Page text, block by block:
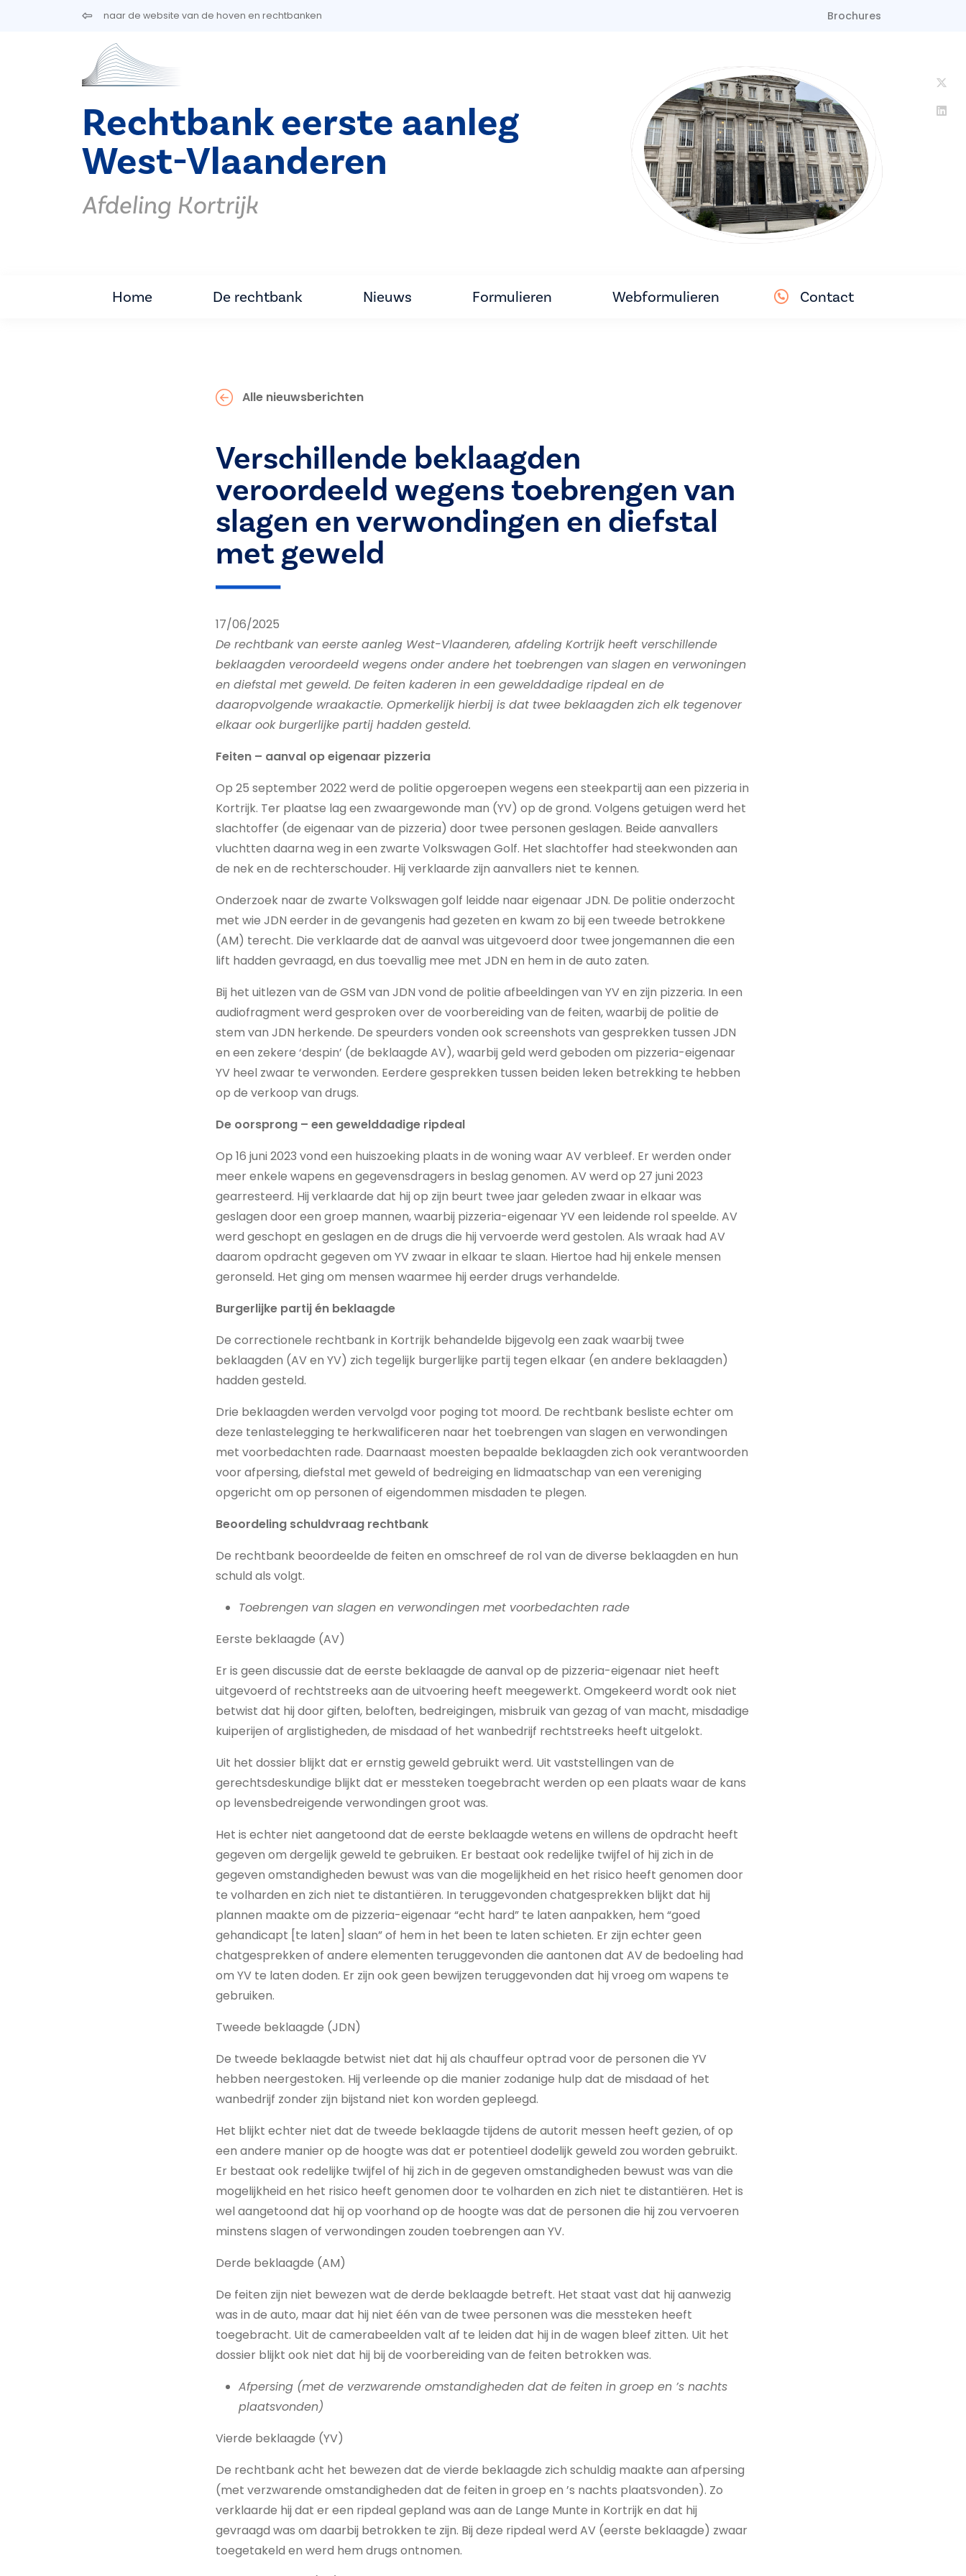
Overslaan en naar de inhoud gaannaar de website van de hoven en rechtbanken Brochures
Rechtbank eerste aanleg
West-Vlaanderen
Afdeling Kortrijk
Home De rechtbank Nieuws Formulieren Webformulieren Contact
Alle nieuwsberichten
Verschillende beklaagden
veroordeeld wegens toebrengen van
slagen en verwondingen en diefstal
met geweld
17/06/2025
De rechtbank van eerste aanleg West-Vlaanderen, afdeling Kortrijk heeft verschillende
beklaagden veroordeeld wegens onder andere het toebrengen van slagen en verwoningen
en diefstal met geweld. De feiten kaderen in een gewelddadige ripdeal en de
daaropvolgende wraakactie. Opmerkelijk hierbij is dat twee beklaagden zich elk tegenover
elkaar ook burgerlijke partij hadden gesteld.
Feiten – aanval op eigenaar pizzeria
Op 25 september 2022 werd de politie opgeroepen wegens een steekpartij aan een pizzeria in
Kortrijk. Ter plaatse lag een zwaargewonde man (YV) op de grond. Volgens getuigen werd het
slachtoffer (de eigenaar van de pizzeria) door twee personen geslagen. Beide aanvallers
vluchtten daarna weg in een zwarte Volkswagen Golf. Het slachtoffer had steekwonden aan
de nek en de rechterschouder. Hij verklaarde zijn aanvallers niet te kennen.
Onderzoek naar de zwarte Volkswagen golf leidde naar eigenaar JDN. De politie onderzocht
met wie JDN eerder in de gevangenis had gezeten en kwam zo bij een tweede betrokkene
(AM) terecht. Die verklaarde dat de aanval was uitgevoerd door twee jongemannen die een
lift hadden gevraagd, en dus toevallig mee met JDN en hem in de auto zaten.
Bij het uitlezen van de GSM van JDN vond de politie afbeeldingen van YV en zijn pizzeria. In een
audiofragment werd gesproken over de voorbereiding van de feiten, waarbij de politie de
stem van JDN herkende. De speurders vonden ook screenshots van gesprekken tussen JDN
en een zekere ‘despin’ (de beklaagde AV), waarbij geld werd geboden om pizzeria-eigenaar
YV heel zwaar te verwonden. Eerdere gesprekken tussen beiden leken betrekking te hebben
op de verkoop van drugs.
De oorsprong – een gewelddadige ripdeal
Op 16 juni 2023 vond een huiszoeking plaats in de woning waar AV verbleef. Er werden onder
meer enkele wapens en gegevensdragers in beslag genomen. AV werd op 27 juni 2023
gearresteerd. Hij verklaarde dat hij op zijn beurt twee jaar geleden zwaar in elkaar was
geslagen door een groep mannen, waarbij pizzeria-eigenaar YV een leidende rol speelde. AV
werd geschopt en geslagen en de drugs die hij vervoerde werd gestolen. Als wraak had AV
daarom opdracht gegeven om YV zwaar in elkaar te slaan. Hiertoe had hij enkele mensen
geronseld. Het ging om mensen waarmee hij eerder drugs verhandelde.
Burgerlijke partij én beklaagde
De correctionele rechtbank in Kortrijk behandelde bijgevolg een zaak waarbij twee
beklaagden (AV en YV) zich tegelijk burgerlijke partij tegen elkaar (en andere beklaagden)
hadden gesteld.
Drie beklaagden werden vervolgd voor poging tot moord. De rechtbank besliste echter om
deze tenlastelegging te herkwalificeren naar het toebrengen van slagen en verwondingen
met voorbedachten rade. Daarnaast moesten bepaalde beklaagden zich ook verantwoorden
voor afpersing, diefstal met geweld of bedreiging en lidmaatschap van een vereniging
opgericht om op personen of eigendommen misdaden te plegen.
Beoordeling schuldvraag rechtbank
De rechtbank beoordeelde de feiten en omschreef de rol van de diverse beklaagden en hun
schuld als volgt.
Toebrengen van slagen en verwondingen met voorbedachten rade
Eerste beklaagde (AV)
Er is geen discussie dat de eerste beklaagde de aanval op de pizzeria-eigenaar niet heeft
uitgevoerd of rechtstreeks aan de uitvoering heeft meegewerkt. Omgekeerd wordt ook niet
betwist dat hij door giften, beloften, bedreigingen, misbruik van gezag of van macht, misdadige
kuiperijen of arglistigheden, de misdaad of het wanbedrijf rechtstreeks heeft uitgelokt.
Uit het dossier blijkt dat er ernstig geweld gebruikt werd. Uit vaststellingen van de
gerechtsdeskundige blijkt dat er messteken toegebracht werden op een plaats waar de kans
op levensbedreigende verwondingen groot was.
Het is echter niet aangetoond dat de eerste beklaagde wetens en willens de opdracht heeft
gegeven om dergelijk geweld te gebruiken. Er bestaat ook redelijke twijfel of hij zich in de
gegeven omstandigheden bewust was van die mogelijkheid en het risico heeft genomen door
te volharden en zich niet te distantiëren. In teruggevonden chatgesprekken blijkt dat hij
plannen maakte om de pizzeria-eigenaar “echt hard” te laten aanpakken, hem “goed
gehandicapt [te laten] slaan” of hem in het been te laten schieten. Er zijn echter geen
chatgesprekken of andere elementen teruggevonden die aantonen dat AV de bedoeling had
om YV te laten doden. Er zijn ook geen bewijzen teruggevonden dat hij vroeg om wapens te
gebruiken.
Tweede beklaagde (JDN)
De tweede beklaagde betwist niet dat hij als chauffeur optrad voor de personen die YV
hebben neergestoken. Hij verleende op die manier zodanige hulp dat de misdaad of het
wanbedrijf zonder zijn bijstand niet kon worden gepleegd.
Het blijkt echter niet dat de tweede beklaagde tijdens de autorit messen heeft gezien, of op
een andere manier op de hoogte was dat er potentieel dodelijk geweld zou worden gebruikt.
Er bestaat ook redelijke twijfel of hij zich in de gegeven omstandigheden bewust was van die
mogelijkheid en het risico heeft genomen door te volharden en zich niet te distantiëren. Het is
wel aangetoond dat hij op voorhand op de hoogte was dat de personen die hij zou vervoeren
minstens slagen of verwondingen zouden toebrengen aan YV.
Derde beklaagde (AM)
De feiten zijn niet bewezen wat de derde beklaagde betreft. Het staat vast dat hij aanwezig
was in de auto, maar dat hij niet één van de twee personen was die messteken heeft
toegebracht. Uit de camerabeelden valt af te leiden dat hij in de wagen bleef zitten. Uit het
dossier blijkt ook niet dat hij bij de voorbereiding van de feiten betrokken was.
Afpersing (met de verzwarende omstandigheden dat de feiten in groep en ’s nachts
plaatsvonden)
Vierde beklaagde (YV)
De rechtbank acht het bewezen dat de vierde beklaagde zich schuldig maakte aan afpersing
(met verzwarende omstandigheden dat de feiten in groep en ’s nachts plaatsvonden). Zo
verklaarde hij dat er een ripdeal gepland was aan de Lange Munte in Kortrijk en dat hij
gevraagd was om daarbij betrokken te zijn. Bij deze ripdeal werd AV (eerste beklaagde) zwaar
toegetakeld en werd hem drugs ontnomen.